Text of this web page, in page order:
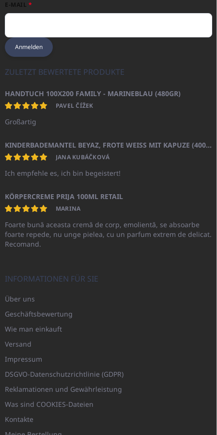
E-MAIL
Anmelden
ZULETZT BEWERTETE PRODUKTE
HANDTUCH 100X200 FAMILY - MARINEBLAU (480GR)
PAVEL ČÍŽEK
Großartig
KINDERBADEMANTEL BEYAZ, FROTE WEISS MIT KAPUZE (400GR)
JANA KUBÁČKOVÁ
Ich empfehle es, ich bin begeistert!
KÖRPERCREME PRIJA 100ML RETAIL
MARINA
Foarte bună aceasta cremă de corp, emolientă, se absoarbe
foarte repede, nu unge pielea, cu un parfum extrem de delicat.
Recomand.
INFORMATIONEN FÜR SIE
Über uns
Geschäftsbewertung
Wie man einkauft
Versand
Impressum
DSGVO-Datenschutzrichtlinie (GDPR)
Reklamationen und Gewährleistung
Was sind COOKIES-Dateien
Kontakte